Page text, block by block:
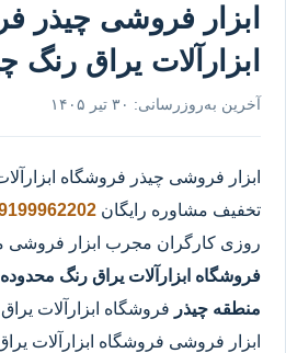
ابزار فروشی چیذر
ابزارآلات یراق رنگ
آخرین به‌روزرسانی: ۳۰ تیر ۱۴۰۵
ابزار فروشی چیذر فروشگاه
تخفیف مشاوره رایگان
روزی کارگران مجرب ابزار فروشی
فروشگاه ابزارآلات یراق رنگ محدوده
منطقه چیذر فروشگاه ابزارآلات
ابزار فروشی فروشگاه ابزارآلات